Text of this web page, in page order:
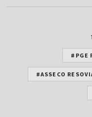
#PGE
#ASSECO